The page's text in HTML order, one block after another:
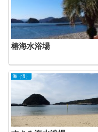
椿海水浴場
海（浜）